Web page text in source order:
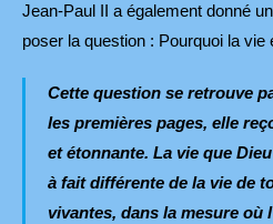
Jean-Paul II a également donné
poser la question : Pourquoi la vie
Cette question se retrouve
les premières pages, elle
et étonnante. La vie que
à fait différente de la vie de
vivantes, dans la mesure où